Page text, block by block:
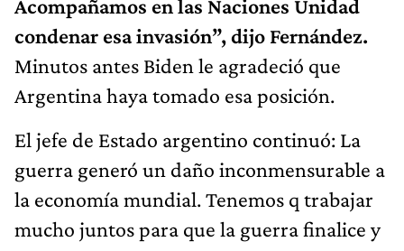
Acompañamos en las Naciones Unidad
condenar esa invasión”, dijo Fernández.
Minutos antes Biden le agradeció que
Argentina haya tomado esa posición.
El jefe de Estado argentino continuó: La
guerra generó un daño inconmensurable a
la economía mundial. Tenemos q trabajar
mucho juntos para que la guerra finalice y